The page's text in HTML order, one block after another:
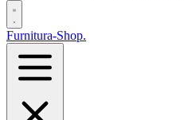
Furnitura-Shop.